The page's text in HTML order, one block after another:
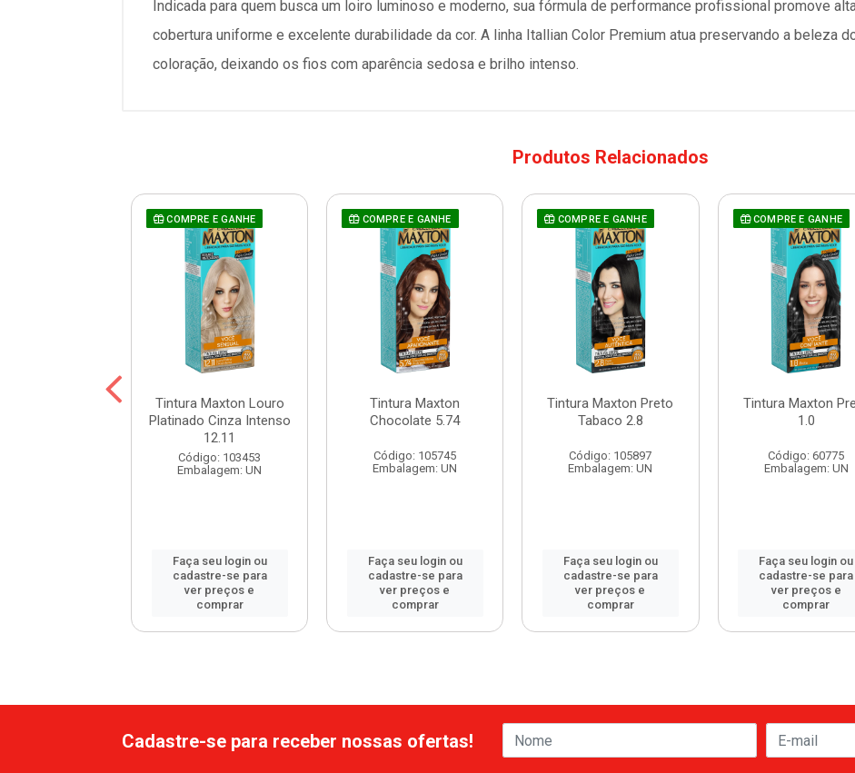
Indicada para quem busca um loiro luminoso e moderno, sua fórmula de performance profissional promove
cobertura uniforme e excelente durabilidade da cor. A linha Itallian Color Premium atua preservando a beleza
coloração, deixando os fios com aparência sedosa e brilho intenso.
Produtos Relacionados
COMPRE E GANHE
Tintura Maxton Louro
Platinado Cinza Intenso
12.11
Código: 103453
Embalagem: UN
Faça seu login ou
cadastre-se para
ver preços e
comprar
COMPRE E GANHE
Tintura Maxton
Chocolate 5.74
Código: 105745
Embalagem: UN
Faça seu login ou
cadastre-se para
ver preços e
comprar
COMPRE E GANHE
Tintura Maxton Preto
Tabaco 2.8
Código: 105897
Embalagem: UN
Faça seu login ou
cadastre-se para
ver preços e
comprar
COMPRE E GANHE
Tintura Maxton
1.0
Código: 60775
Embalagem: UN
Faça seu login ou
cadastre-se para
ver preços e
comprar
Cadastre-se para receber nossas ofertas!